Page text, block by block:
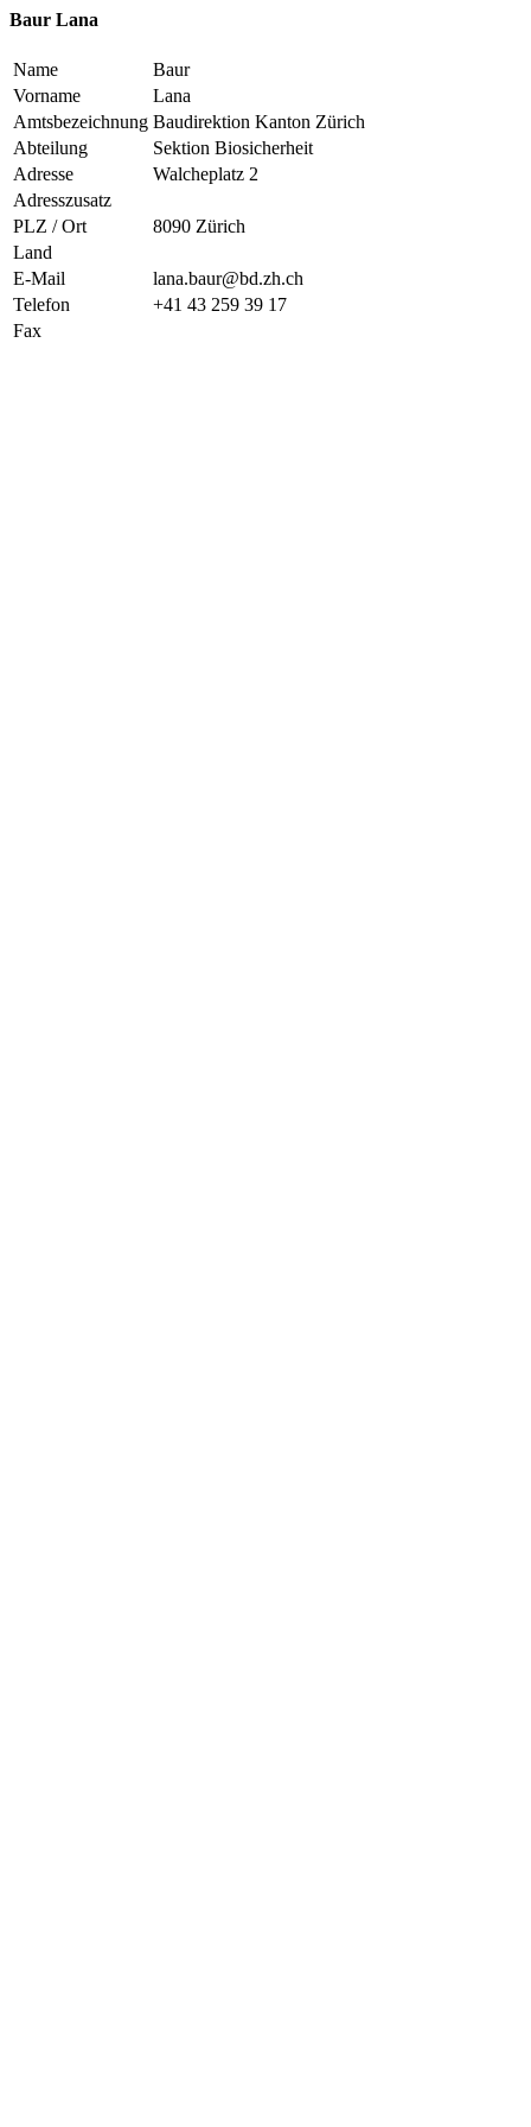
Baur Lana
Name
Baur
Vorname
Lana
Amtsbezeichnung Baudirektion Kanton Zürich
Abteilung
Sektion Biosicherheit
Adresse
Walcheplatz 2
Adresszusatz
PLZ / Ort
8090 Zürich
Land
E-Mail
lana.baur@bd.zh.ch
Telefon
+41 43 259 39 17
Fax